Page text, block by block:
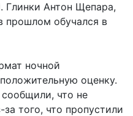
Глинки Антон Щепара,
прошлом обучался в
ночной
оценку.
что не
того, что пропустили